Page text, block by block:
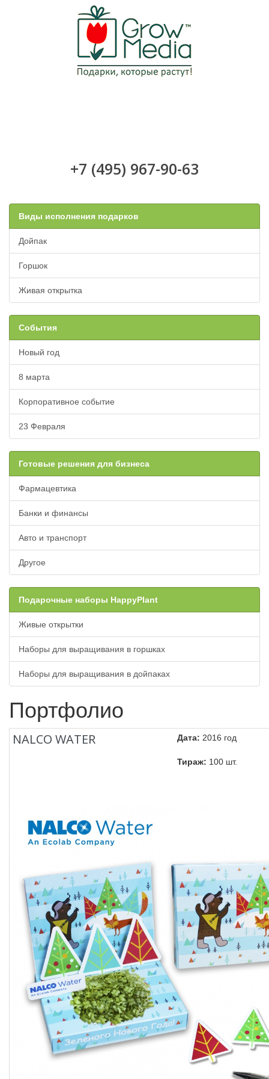
+7 (495) 967-90-63
Виды исполнения подарков
Дойпак
Горшок
Живая открытка
События
Новый год
8 марта
Корпоративное событие
23 Февраля
Готовые решения для бизнеса
Фармацевтика
Банки и финансы
Авто и транспорт
Другое
Подарочные наборы HappyPlant
Живые открытки
Наборы для выращивания в горшках
Наборы для выращивания в дойпаках
Портфолио
NALCO WATER Дата: 2016 год
Тираж: 100 шт.